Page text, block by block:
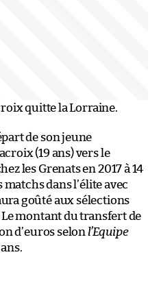
quitte la Lorraine.
de son jeune
(19 ans) vers le
les Grenats en 2017 à 14
dans l’élite avec
goûté aux sélections
Le montant du transfert de
d’euros selon l’Equipe